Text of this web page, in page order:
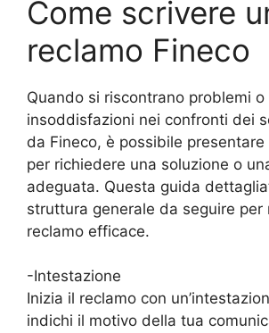
Come scrivere
reclamo Fineco
Quando si riscontrano problemi o
insoddisfazioni nei confronti dei
da Fineco, è possibile
per richiedere una soluzione o
adeguata. Questa guida
struttura generale da seguire per
reclamo efficace.
-Intestazione
Inizia il reclamo con
indichi il motivo della tua